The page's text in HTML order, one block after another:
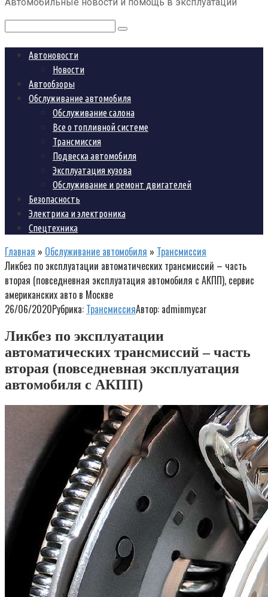
Поиск:
Автоновости
Новости
Автообзоры
Обслуживание автомобиля
Обслуживание салона
Все о топливной системе
Трансмиссия
Подвеска автомобиля
Эксплуатация кузова
Обслуживание и ремонт двигателей
Безопасность
Электрика и электроника
Спецтехника
Главная » Обслуживание автомобиля » Трансмиссия
Ликбез по эксплуатации автоматических трансмиссий – часть
вторая (повседневная эксплуатация автомобиля с АКПП), сервис
американских авто в Москве
26/06/2020Рубрика: ТрансмиссияАвтор: adminmycar
Ликбез по эксплуатации
автоматических трансмиссий – часть
вторая (повседневная эксплуатация
автомобиля с АКПП)